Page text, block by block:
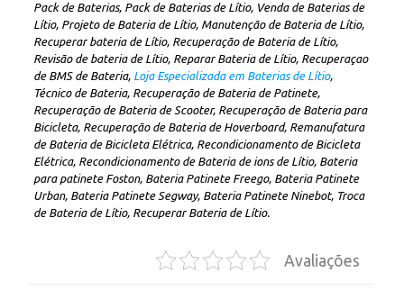
Pack de Baterias, Pack de Baterias de Lítio, Venda de Baterias de
Lítio, Projeto de Bateria de Lítio, Manutenção de Bateria de Lítio,
Recuperar bateria de Lítio, Recuperação de Bateria de Lítio,
Revisão de bateria de Lítio, Reparar Bateria de Lítio, Recuperaçao
de BMS de Bateria, Loja Especializada em Baterias de Lítio,
Técnico de Bateria, Recuperação de Bateria de Patinete,
Recuperação de Bateria de Scooter, Recuperação de Bateria para
Bicicleta, Recuperação de Bateria de Hoverboard, Remanufatura
de Bateria de Bicicleta Elétrica, Recondicionamento de Bicicleta
Elétrica, Recondicionamento de Bateria de ions de Lítio, Bateria
para patinete Foston, Bateria Patinete Freego, Bateria Patinete
Urban, Bateria Patinete Segway, Bateria Patinete Ninebot, Troca
de Bateria de Lítio, Recuperar Bateria de Lítio.
Avaliações